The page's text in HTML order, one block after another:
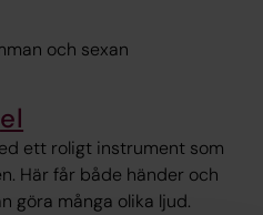
och sexan
ett roligt instrument som
Här får både händer och
göra många olika ljud.